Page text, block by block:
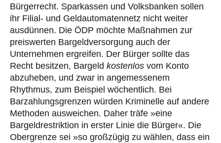
Bürgerrecht. Sparkassen und Volksbanken sollen
ihr Filial- und Geldautomatennetz nicht weiter
ausdünnen. Die ÖDP möchte Maßnahmen zur
preiswerten Bargeldversorgung auch der
Unternehmen ergreifen. Der Bürger sollte das
Recht besitzen, Bargeld kostenlos vom Konto
abzuheben, und zwar in angemessenem
Rhythmus, zum Beispiel wöchentlich. Bei
Barzahlungsgrenzen würden Kriminelle auf andere
Methoden ausweichen. Daher träfe »eine
Bargeldrestriktion in erster Linie die Bürger«. Die
Obergrenze sei »so großzügig zu wählen, dass ein